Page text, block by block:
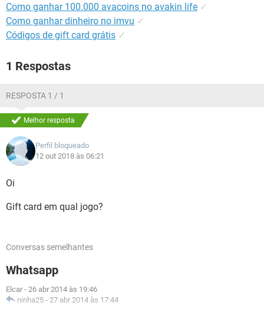
Como ganhar 100.000 avacoins no avakin life ✓
Como ganhar dinheiro no imvu ✓
Códigos de gift card grátis ✓
1 Respostas
RESPOSTA 1 / 1
Melhor resposta
Perfil bloqueado
12 out 2018 às 06:21
Oi
Gift card em qual jogo?
Conversas semelhantes
Whatsapp
Elcar - 26 abr 2014 às 19:46
ninha25 - 27 abr 2014 às 17:44